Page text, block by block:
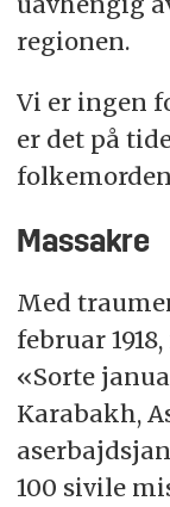
regionen.
Vi er ingen
er det på
Massakre
Med
februar
«Sorte
Karabakh,
100 sivile